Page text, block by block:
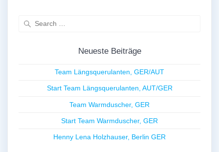
Neueste Beiträge
Team Längsquerulanten, GER/AUT
Start Team Längsquerulanten, AUT/GER
Team Warmduscher, GER
Start Team Warmduscher, GER
Henny Lena Holzhauser, Berlin GER